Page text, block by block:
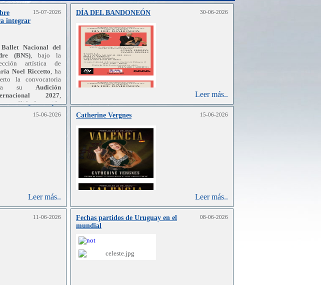
integrar
15-07-2026
Ballet Nacional del
(BNS), bajo la
artística de
Noel Riccetto, ha
la convocatoria
su Audición
2027,
sólida formación
de danza
Leer más..
DÍA DEL BANDONEÓN 30-06-2026
Leer más..
15-06-2026
Leer más..
Catherine Vergnes 15-06-2026
Leer más..
11-06-2026
Fechas partidos de Uruguay en el
mundial
08-06-2026